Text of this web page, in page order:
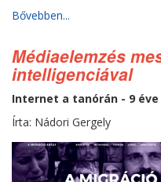
Bővebben...
Médiaelemzés
intelligenciával
Internet a tanórán - 9 éve
Írta: Nádori Gergely